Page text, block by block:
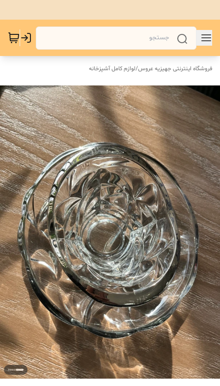
فروشگاه اینترنتی جهیزیه عروس/لوازم کامل آشپزخانه